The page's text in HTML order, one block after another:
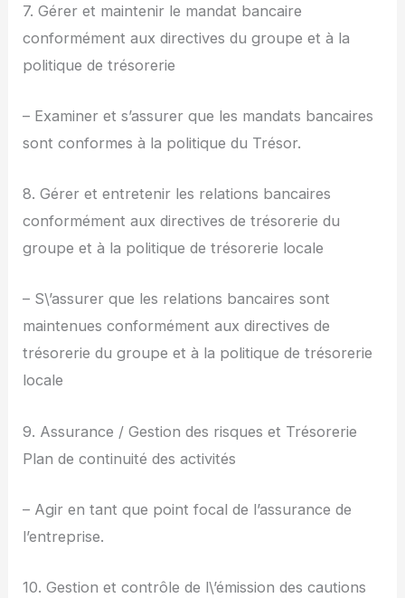
7. Gérer et maintenir le mandat bancaire
conformément aux directives du groupe et à la
politique de trésorerie
– Examiner et s’assurer que les mandats bancaires
sont conformes à la politique du Trésor.
8. Gérer et entretenir les relations bancaires
conformément aux directives de trésorerie du
groupe et à la politique de trésorerie locale
– S\’assurer que les relations bancaires sont
maintenues conformément aux directives de
trésorerie du groupe et à la politique de trésorerie
locale
9. Assurance / Gestion des risques et Trésorerie
Plan de continuité des activités
– Agir en tant que point focal de l’assurance de
l’entreprise.
10. Gestion et contrôle de l\’émission des cautions